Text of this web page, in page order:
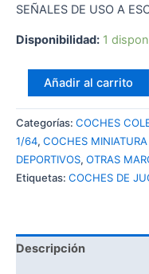
SEÑALES DE USO A
Disponibilidad: 1
CORGI
ASTON
MARTIN
TEAM
GB
Añadir al carrito
Categorías: COCHES
1/64, COCHES
DEPORTIVOS, OTRAS
Etiquetas: COCHES DE
Descripción